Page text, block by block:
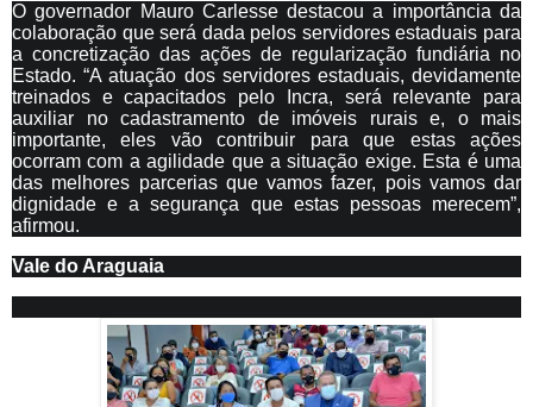
O governador Mauro Carlesse destacou a importância da
colaboração que será dada pelos servidores estaduais para
a concretização das ações de regularização fundiária no
Estado. “A atuação dos servidores estaduais, devidamente
treinados e capacitados pelo Incra, será relevante para
auxiliar no cadastramento de imóveis rurais e, o mais
importante, eles vão contribuir para que estas ações
ocorram com a agilidade que a situação exige. Esta é uma
das melhores parcerias que vamos fazer, pois vamos dar
dignidade e a segurança que estas pessoas merecem”,
afirmou.
Vale do Araguaia